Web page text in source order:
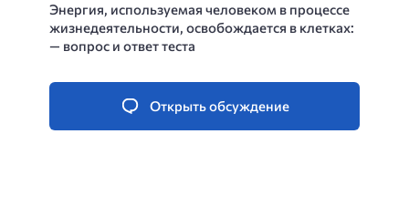
Энергия, используемая человеком в процессе
жизнедеятельности, освобождается в клетках:
— вопрос и ответ теста
Открыть обсуждение